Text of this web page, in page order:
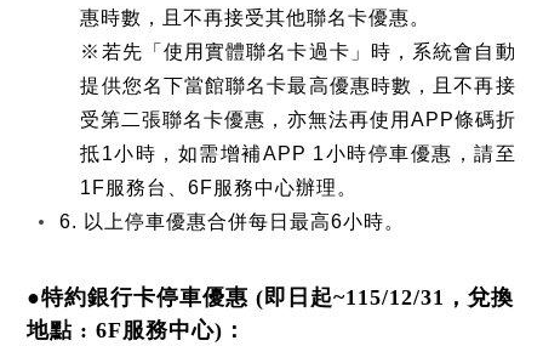
惠時數，且不再接受其他聯名卡優惠。
※若先「使用實體聯名卡過卡」時，系統會自動
提供您名下當館聯名卡最高優惠時數，且不再接
受第二張聯名卡優惠，亦無法再使用APP條碼折
抵1小時，如需增補APP 1小時停車優惠，請至
1F服務台、6F服務中心辦理。
6. 以上停車優惠合併每日最高6小時。
●特約銀行卡停車優惠 (即日起~115/12/31，兌換
地點 : 6F服務中心)：